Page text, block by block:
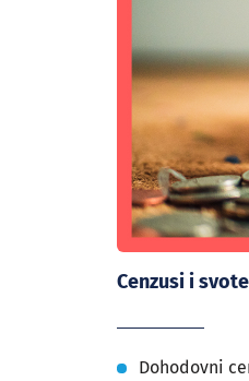
Cenzusi i
Dohodovni